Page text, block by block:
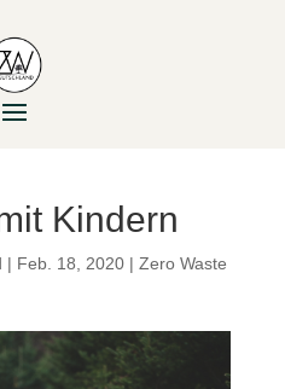
Kindern
| Feb. 18, 2020| Zero Waste